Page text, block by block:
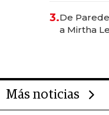
las
3.De
a Mirtha
Más noticias